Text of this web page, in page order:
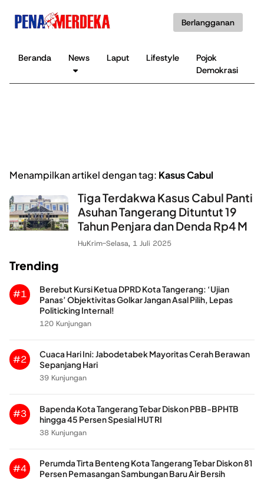
Berlangganan
Beranda News Laput Lifestyle
Pojok
Demokrasi
Menampilkan artikel dengan tag: Kasus Cabul
Tiga Terdakwa Kasus Cabul Panti
Asuhan Tangerang Dituntut 19
Tahun Penjara dan Denda Rp4 M
HuKrim-Selasa, 1 Juli 2025
Trending
#1
Berebut Kursi Ketua DPRD Kota Tangerang: ‘Ujian
Panas’ Objektivitas Golkar Jangan Asal Pilih, Lepas
Politicking Internal!
120 Kunjungan
#2
Cuaca Hari Ini: Jabodetabek Mayoritas Cerah Berawan
Sepanjang Hari
39 Kunjungan
#3
Bapenda Kota Tangerang Tebar Diskon PBB-BPHTB
hingga 45 Persen Spesial HUT RI
38 Kunjungan
#4
Perumda Tirta Benteng Kota Tangerang Tebar Diskon 81
Persen Pemasangan Sambungan Baru Air Bersih